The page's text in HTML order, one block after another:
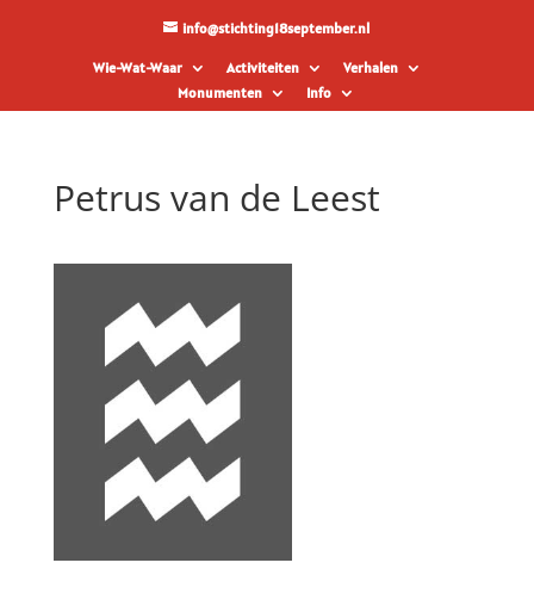
info@stichting18september.nl
Wie-Wat-Waar Activiteiten
Verhalen
Monumenten
Info
Petrus van de Leest